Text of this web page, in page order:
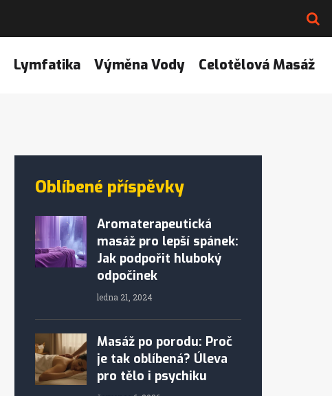
Lymfatika Výměna Vody Celotělová Masáž
Oblíbené příspěvky
Aromaterapeutická
masáž pro lepší spánek:
Jak podpořit hluboký
odpočinek
ledna 21, 2024
Masáž po porodu: Proč
je tak oblíbená? Úleva
pro tělo i psychiku